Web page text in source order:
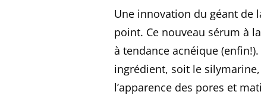
Une innovation du géant de
point. Ce nouveau sérum à
à tendance acnéique
ingrédient, soit le
l’apparence des pores et